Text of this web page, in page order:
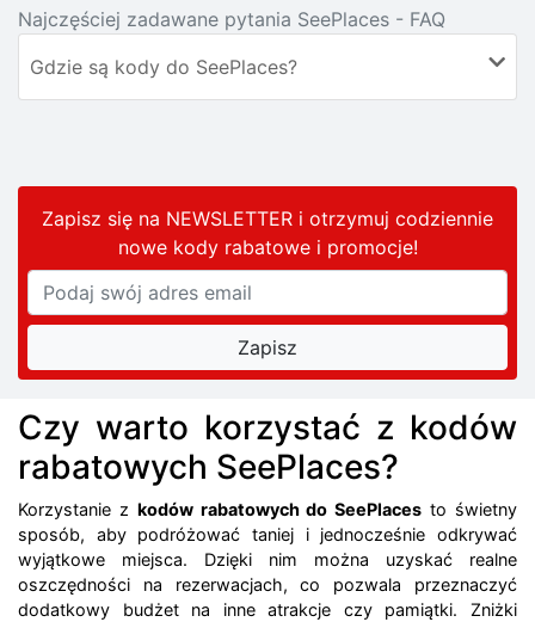
Najczęściej zadawane pytania SeePlaces - FAQ
Gdzie są kody do SeePlaces?
Zapisz się na NEWSLETTER i otrzymuj codziennie
nowe kody rabatowei promocje!
Czy warto korzystać z kodów
rabatowych SeePlaces?
Korzystanie z kodów rabatowych do SeePlaces to świetny
sposób, aby podróżować taniej i jednocześnie odkrywać
wyjątkowe miejsca. Dzięki nim można uzyskać realne
oszczędności na rezerwacjach, co pozwala przeznaczyć
dodatkowy budżet na inne atrakcje czy pamiątki. Zniżki